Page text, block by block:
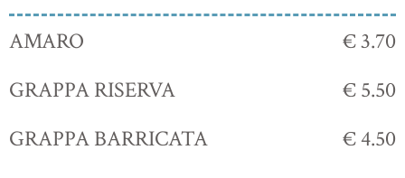
AMARO
€ 3.70
GRAPPA RISERVA
€ 5.50
GRAPPA BARRICATA
€ 4.50